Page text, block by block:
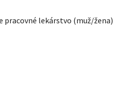
pracovné lekárstvo (muž/žena)